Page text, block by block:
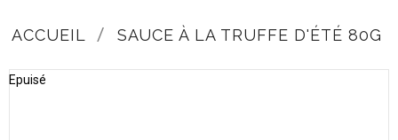
ACCUEIL SAUCE À LA TRUFFE D'ÉTÉ 80G
Epuisé